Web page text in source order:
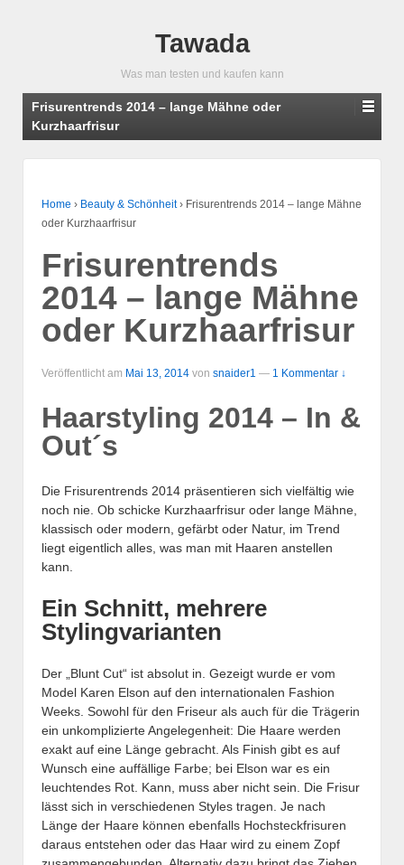
Tawada
Was man testen und kaufen kann
Frisurentrends 2014 – lange Mähne oder
Kurzhaarfrisur
Home › Beauty & Schönheit › Frisurentrends 2014 – lange Mähne
oder Kurzhaarfrisur
Frisurentrends
2014 – lange Mähne
oder Kurzhaarfrisur
Veröffentlicht am Mai 13, 2014 von snaider1 — 1 Kommentar ↓
Haarstyling 2014 – In &
Out´s
Die Frisurentrends 2014 präsentieren sich vielfältig wie
noch nie. Ob schicke Kurzhaarfrisur oder lange Mähne,
klassisch oder modern, gefärbt oder Natur, im Trend
liegt eigentlich alles, was man mit Haaren anstellen
kann.
Ein Schnitt, mehrere
Stylingvarianten
Der „Blunt Cut“ ist absolut in. Gezeigt wurde er vom
Model Karen Elson auf den internationalen Fashion
Weeks. Sowohl für den Friseur als auch für die Trägerin
ein unkomplizierte Angelegenheit: Die Haare werden
exakt auf eine Länge gebracht. Als Finish gibt es auf
Wunsch eine auffällige Farbe; bei Elson war es ein
leuchtendes Rot. Kann, muss aber nicht sein. Die Frisur
lässt sich in verschiedenen Styles tragen. Je nach
Länge der Haare können ebenfalls Hochsteckfrisuren
daraus entstehen oder das Haar wird zu einem Zopf